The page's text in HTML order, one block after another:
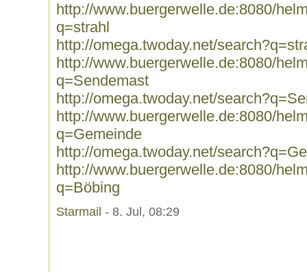
http://www.buergerwelle.de:8080/
q=strahl
http://omega.twoday.net/
http://www.buergerwelle.de:8080/
q=Sendemast
http://omega.twoday.net/
http://www.buergerwelle.de:8080/
q=Gemeinde
http://omega.twoday.net/
http://www.buergerwelle.de:8080/
q=Böbing
Starmail - 8. Jul, 08:29